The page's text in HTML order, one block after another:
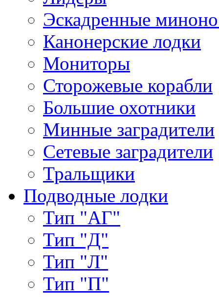
Эскадренные
Канонерские лодки
Мониторы
Сторожевые корабли
Большие охотники
Минные заградители
Сетевые заградители
Тральщики
Подводные лодки
Тип "АГ"
Тип "Д"
Тип "Л"
Тип "П"